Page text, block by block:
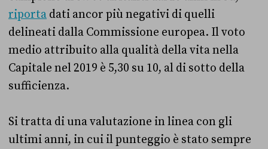
riporta dati ancor più negativi di quelli
delineati dalla Commissione europea. Il voto
medio attribuito alla qualità della vita nella
Capitale nel 2019 è 5,30 su 10, al di sotto della
sufficienza.
Si tratta di una valutazione in linea con gli
ultimi anni, in cui il punteggio è stato sempre